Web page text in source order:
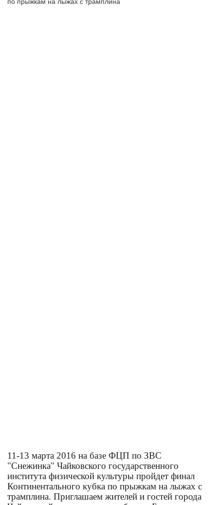
11-13 марта 2016 на базе ФЦП по ЗВС
"Снежинка" Чайковского государственного
института физической культуры пройдет финал
Континентального кубка по прыжкам на лыжах с
трамплина. Приглашаем жителей и гостей города